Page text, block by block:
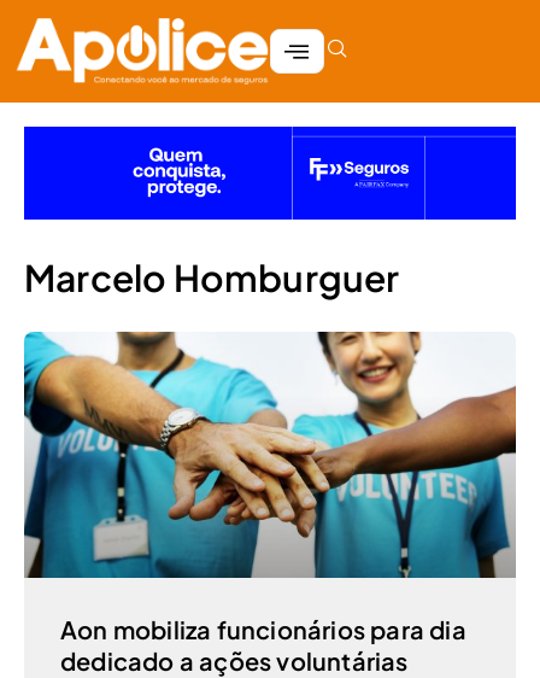
Marcelo Homburguer
Aon mobiliza funcionários para dia
dedicado a ações voluntárias